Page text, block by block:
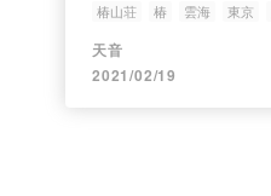
椿山荘 椿 雲海 東京
天音
2021/02/19